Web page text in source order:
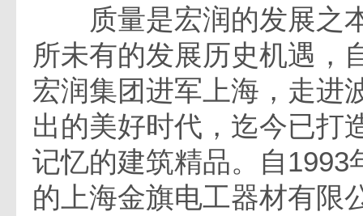
质量是宏润的发展之
所未有的发展历史机遇，
宏润集团进军上海，走进
出的美好时代，迄今已打
记忆的建筑精品。自1993
的上海金旗电工器材有限